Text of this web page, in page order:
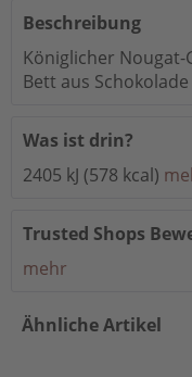
Beschreibung
Königlicher
Bett aus
Was ist drin?
2405 kJ (578 kcal)
Trusted Shops
mehr
Ähnliche Artikel